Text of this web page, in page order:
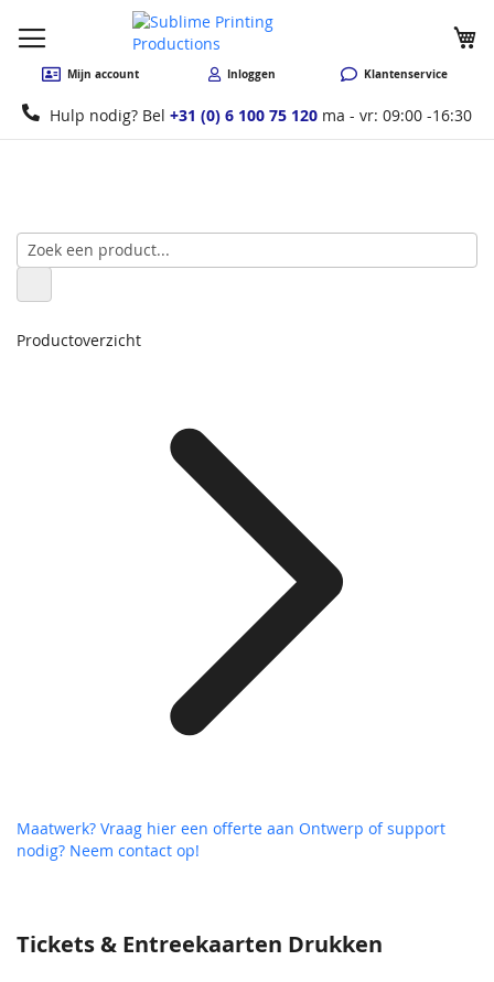
Mijn account Inloggen Klantenservice
Hulp nodig? Bel +31 (0) 6 100 75 120 ma - vr: 09:00 -16:30
Tickets & Entreekaarten Drukken
Productoverzicht
Maatwerk? Vraag hier een offerte aan Ontwerp of support
nodig? Neem contact op!